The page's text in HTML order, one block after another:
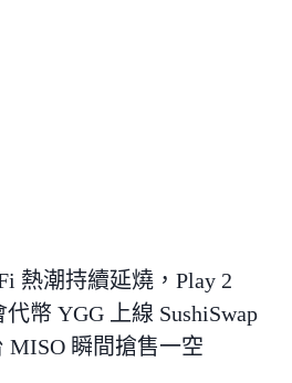
熱潮持續延燒，Play 2
幣 YGG 上線 SushiSwap
MISO 瞬間搶售一空